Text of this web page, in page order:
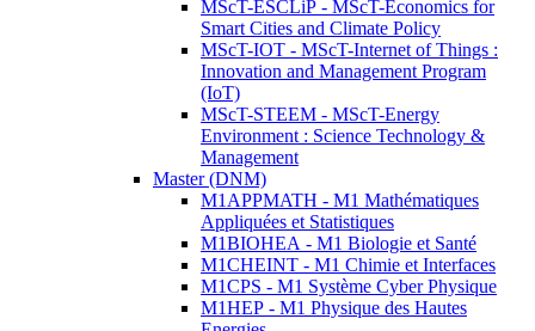
MScT-ESCLiP - MScT-Economics for
Smart Cities and Climate Policy
MScT-IOT - MScT-Internet of Things :
Innovation and Management Program
(IoT)
MScT-STEEM - MScT-Energy
Environment : Science Technology &
Management
Master (DNM)
M1APPMATH - M1 Mathématiques
Appliquées et Statistiques
M1BIOHEA - M1 Biologie et Santé
M1CHEINT - M1 Chimie et Interfaces
M1CPS - M1 Système Cyber Physique
M1HEP - M1 Physique des Hautes